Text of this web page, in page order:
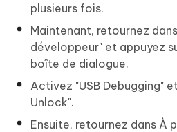
plusieurs fois.
Maintenant, retournez
développeur" et appuyez
boîte de dialogue.
Activez "USB Debugging"
Unlock".
Ensuite, retournez dans À